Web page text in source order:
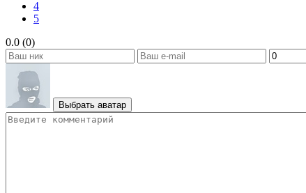
4
5
0.0 (0)
Выбрать аватар